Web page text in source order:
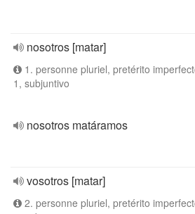
nosotros [matar]
1. personne pluriel, pretérito
1, subjuntivo
nosotros matáramos
vosotros [matar]
2. personne pluriel, pretérito